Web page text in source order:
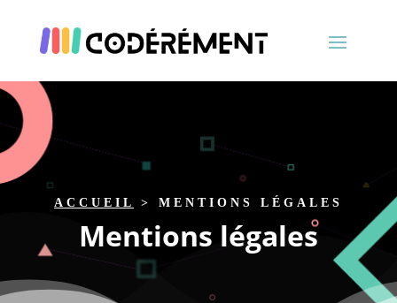
ACCUEIL > MENTIONS LÉGALES
Mentions légales